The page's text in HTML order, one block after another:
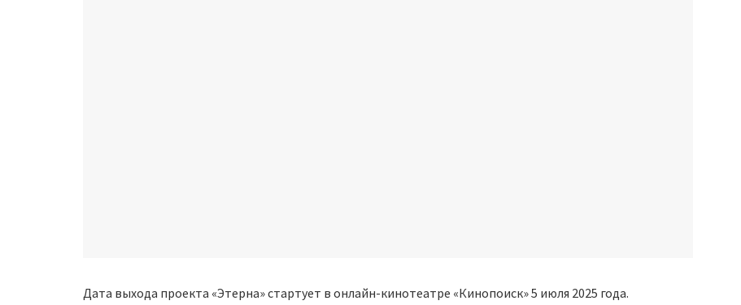
Дата выхода проекта «Этерна» стартует в онлайн-кинотеатре «Кинопоиск» 5 июля 2025 года.